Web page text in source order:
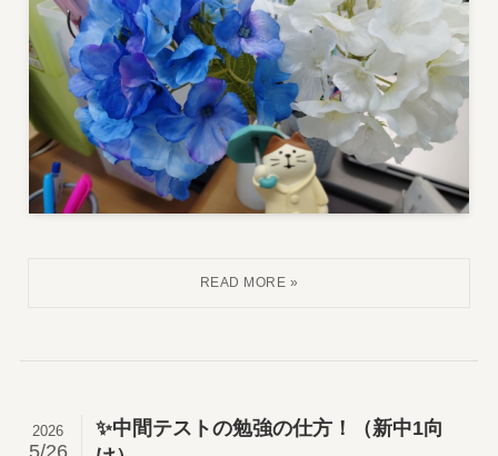
✨中間テストの勉強の仕方！（新中1向
2026